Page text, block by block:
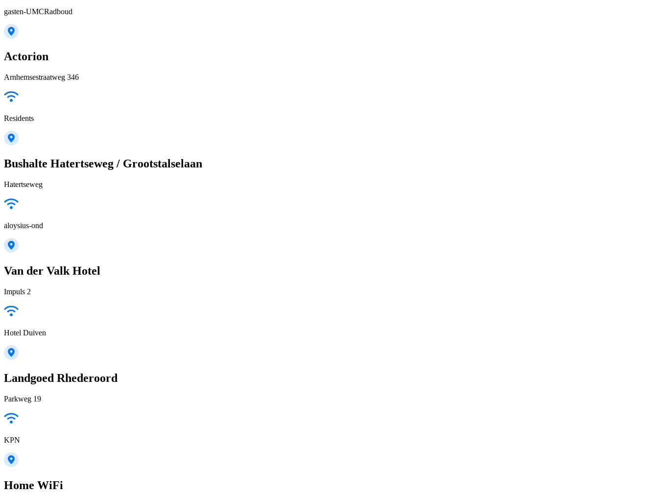
gasten-UMCRadboud
Actorion
Arnhemsestraatweg 346
Residents
Bushalte Hatertseweg / Grootstalselaan
Hatertseweg
aloysius-ond
Van der Valk Hotel
Impuls 2
Hotel Duiven
Landgoed Rhederoord
Parkweg 19
KPN
Home WiFi